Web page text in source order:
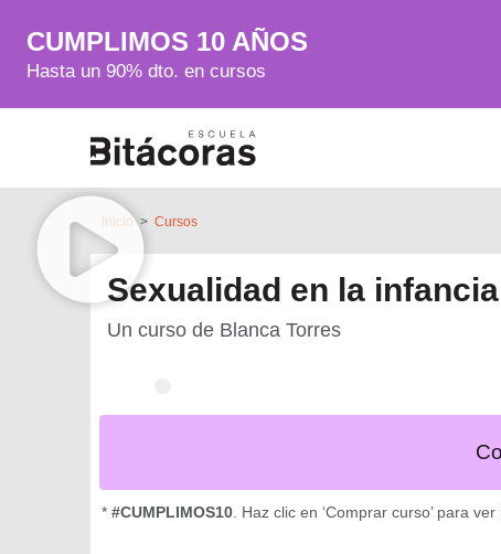
CUMPLIMOS 10 AÑOS
Hasta un 90% dto. en cursos
Inicio> Cursos
Sexualidad en la infancia
Un curso de Blanca Torres
* #CUMPLIMOS10 . Haz clic en ‘Comprar curso’ para